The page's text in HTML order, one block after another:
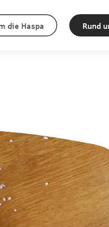
die Haspa Rund